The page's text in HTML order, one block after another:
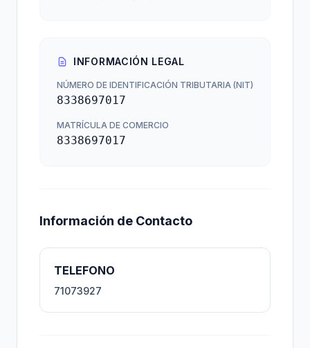
INFORMACIÓN LEGAL
NÚMERO DE IDENTIFICACIÓN TRIBUTARIA (NIT)
8338697017
MATRÍCULA DE COMERCIO
8338697017
Información de Contacto
TELEFONO
71073927